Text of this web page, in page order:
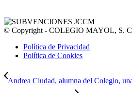
© Copyright - COLEGIO MAYOL, S.
Política de Privacidad
Política de Cookies
Andrea Ciudad, alumna del Colegio,